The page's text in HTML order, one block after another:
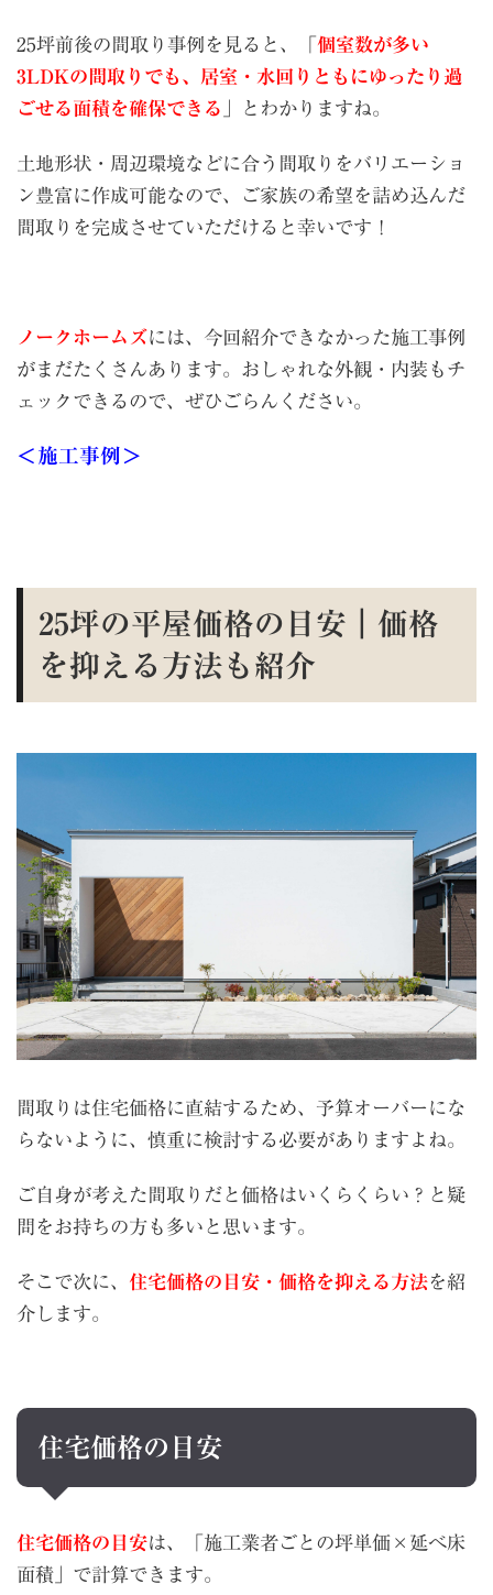
25坪前後の間取り事例を見ると、「 個室数が多い
3LDKの間取りでも、居室・水回りともにゆったり過
ごせる面積を確保できる
」とわかりますね。
土地形状・周辺環境などに合う間取りをバリエーショ
ン豊富に作成可能なので、ご家族の希望を詰め込んだ
間取りを完成させていただけると幸いです！
ノークホームズには、今回紹介できなかった施工事例
がまだたくさんあります。おしゃれな外観・内装もチ
ェックできるので、ぜひごらんください。
＜施工事例＞
25坪の平屋価格の目安｜価格
を抑える方法も紹介
間取りは住宅価格に直結するため、予算オーバーにな
らないように、慎重に検討する必要がありますよね。
ご自身が考えた間取りだと価格はいくらくらい？と疑
問をお持ちの方も多いと思います。
そこで次に、 住宅価格の目安・価格を抑える方法を紹
介します。
住宅価格の目安
住宅価格の目安は、「施工業者ごとの坪単価×延べ床
面積」で計算できます。